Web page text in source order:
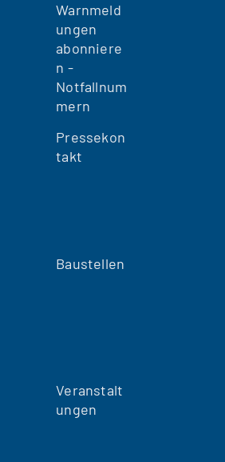
Warnmeld
ungen
abonniere
n -
Notfallnum
mern
Pressekon
takt
Baustellen
Veranstalt
ungen